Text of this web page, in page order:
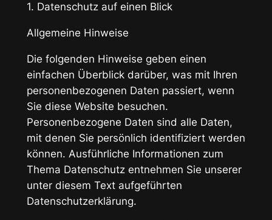
1. Datenschutz auf einen Blick
Allgemeine Hinweise
Die folgenden Hinweise geben einen
einfachen Überblick darüber, was mit Ihren
personenbezogenen Daten passiert, wenn
Sie diese Website besuchen.
Personenbezogene Daten sind alle Daten,
mit denen Sie persönlich identifiziert werden
können. Ausführliche Informationen zum
Thema Datenschutz entnehmen Sie unserer
unter diesem Text aufgeführten
Datenschutzerklärung.